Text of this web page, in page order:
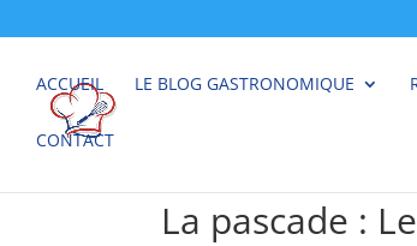
ACCUEIL LE BLOG GASTRONOMIQUE
CONTACT
La pascade :